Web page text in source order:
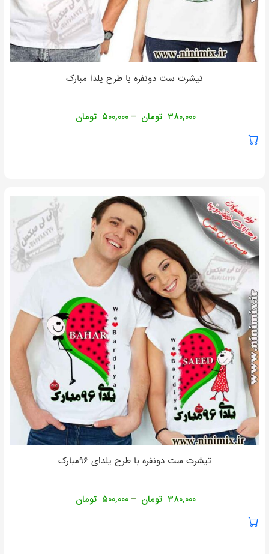
تیشرت ست دونفره با طرح یلدا مبارک
۳۸۰,۰۰۰ تومان – ۵۰۰,۰۰۰ تومان
تیشرت ست دونفره با طرح یلدای ۹۶مبارک
۳۸۰,۰۰۰ تومان – ۵۰۰,۰۰۰ تومان